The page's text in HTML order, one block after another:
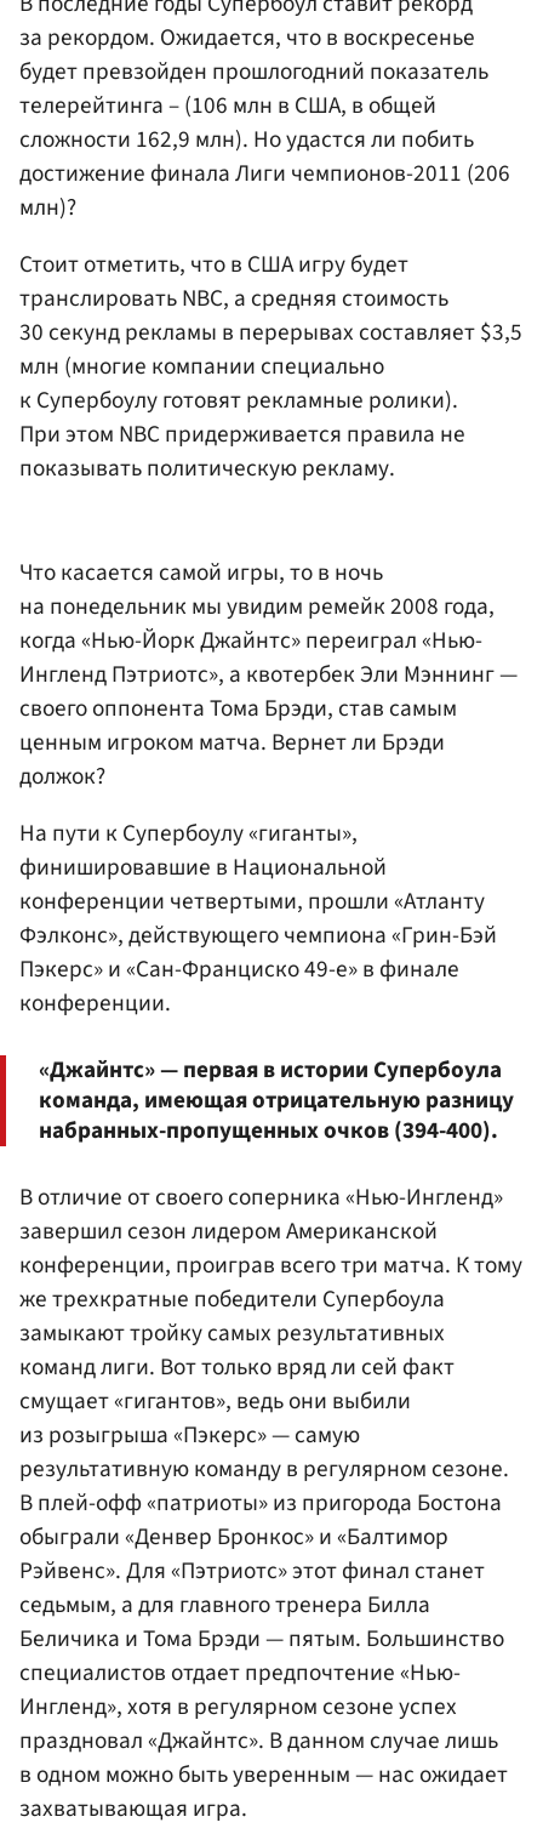
за рекордом. Ожидается, что в воскресенье
будет превзойден прошлогодний показатель
телерейтинга – (106 млн в США, в общей
сложности 162,9 млн). Но удастся ли побить
достижение финала Лиги чемпионов-2011 (206
млн)?
Стоит отметить, что в США игру будет
транслировать NBC, а средняя стоимость
30 секунд рекламы в перерывах составляет $3,5
млн (многие компании специально
к Супербоулу готовят рекламные ролики).
При этом NBC придерживается правила не
показывать политическую рекламу.
Что касается самой игры, то в ночь
на понедельник мы увидим ремейк 2008 года,
когда «Нью-Йорк Джайнтс» переиграл «Нью-
Ингленд Пэтриотс», а квотербек Эли Мэннинг —
своего оппонента Тома Брэди, став самым
ценным игроком матча. Вернет ли Брэди
должок?
На пути к Супербоулу «гиганты»,
финишировавшие в Национальной
конференции четвертыми, прошли «Атланту
Фэлконс», действующего чемпиона «Грин-Бэй
Пэкерс» и «Сан-Франциско 49-е» в финале
конференции.
«Джайнтс» — первая в истории Супербоула
команда, имеющая отрицательную разницу
набранных-пропущенных очков (394-400).
В отличие от своего соперника «Нью-Ингленд»
завершил сезон лидером Американской
конференции, проиграв всего три матча. К тому
же трехкратные победители Супербоула
замыкают тройку самых результативных
команд лиги. Вот только вряд ли сей факт
смущает «гигантов», ведь они выбили
из розыгрыша «Пэкерс» — самую
результативную команду в регулярном сезоне.
В плей-офф «патриоты» из пригорода Бостона
обыграли «Денвер Бронкос» и «Балтимор
Рэйвенс». Для «Пэтриотс» этот финал станет
седьмым, а для главного тренера Билла
Беличика и Тома Брэди — пятым. Большинство
специалистов отдает предпочтение «Нью-
Ингленд», хотя в регулярном сезоне успех
праздновал «Джайнтс». В данном случае лишь
в одном можно быть уверенным — нас ожидает
захватывающая игра.